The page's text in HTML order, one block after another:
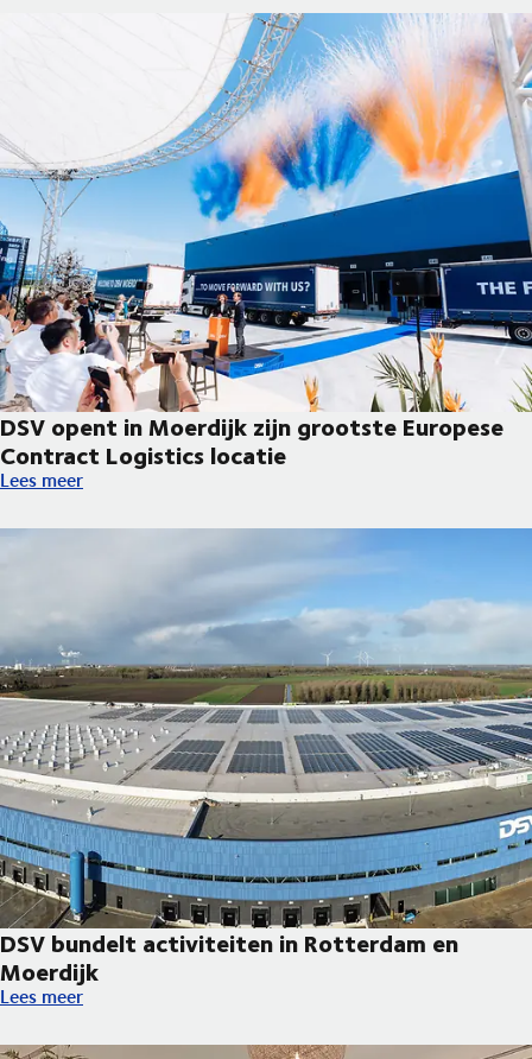
DSV opent in Moerdijk zijn grootste Europese
Contract Logistics locatie
DSV opent in Moerdijk zijn grootste Europese Contract
Lees meer
DSV bundelt activiteiten in Rotterdam en
Moerdijk
DSV bundelt activiteiten in Rotterdam en Moerdijk
Lees meer